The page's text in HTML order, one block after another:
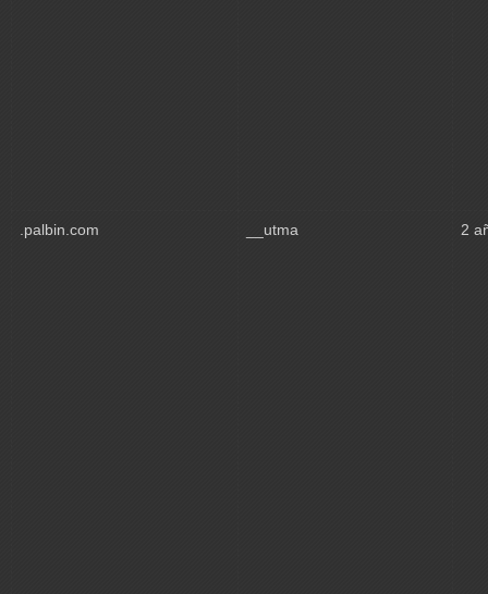
.palbin.com __utma 2